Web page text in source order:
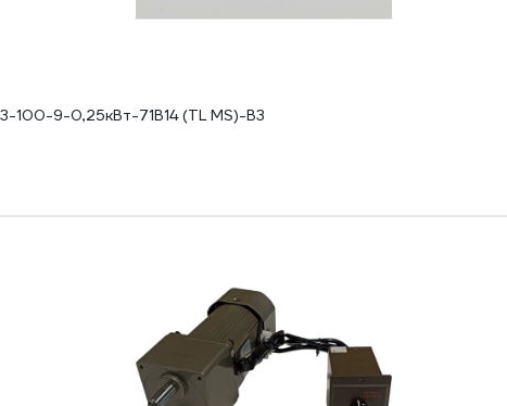
9-0,25кВт-71B14 (TL MS)-B3